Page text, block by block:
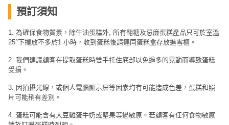
預訂須知
1. 為確保食物質素，除牛油蛋糕外, 所有翻糖及忌廉蛋糕產品只可於室溫
25°下擺放不多於1 小時，收到蛋糕後請連同蛋糕盒存放進雪櫃。
2. 我們建議顧客在提取蛋糕時雙手托住底部以免過多的晃動而導致蛋糕
受損。
3. 因拍攝光線，或個人電腦顯示屏等因素均有可能造成色差，蛋糕和照
片可能稍有差別。
4. 蛋糕可能含有大豆雞蛋牛奶或堅果等過敏原。若顧客有任何食物敏感